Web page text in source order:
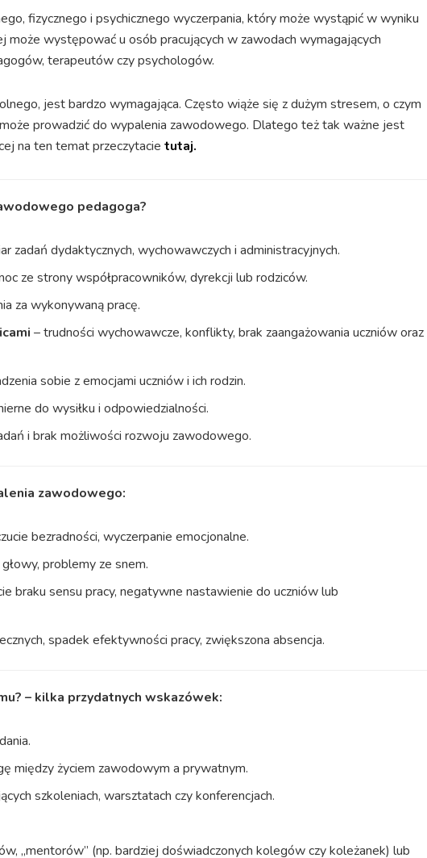
fizycznego i psychicznego wyczerpania, który może wystąpić w wyniku
może występować u osób pracujących w zawodach wymagających
terapeutów czy psychologów.
jest bardzo wymagająca. Często wiąże się z dużym stresem, o czym
prowadzić do wypalenia zawodowego. Dlatego też tak ważne jest
na ten temat przeczytacie tutaj.
pedagoga?
zadań dydaktycznych, wychowawczych i administracyjnych.
ze strony współpracowników, dyrekcji lub rodziców.
za wykonywaną pracę.
– trudności wychowawcze, konflikty, brak zaangażowania uczniów oraz
sobie z emocjami uczniów i ich rodzin.
do wysiłku i odpowiedzialności.
i brak możliwości rozwoju zawodowego.
zawodowego:
bezradności, wyczerpanie emocjonalne.
problemy ze snem.
braku sensu pracy, negatywne nastawienie do uczniów lub
spadek efektywności pracy, zwiększona absencja.
– kilka przydatnych wskazówek:
między życiem zawodowym a prywatnym.
szkoleniach, warsztatach czy konferencjach.
„mentorów” (np. bardziej doświadczonych kolegów czy koleżanek) lub